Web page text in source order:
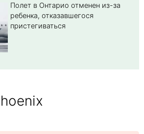
Полет в Онтарио отменен из-за
ребенка, отказавшегося
пристегиваться